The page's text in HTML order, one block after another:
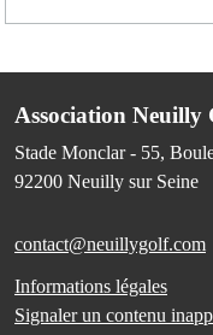
Association Neuilly
Stade Monclar - 55,
92200 Neuilly sur Seine
contact@neuillygolf.com
Informations légales
Signaler un contenu